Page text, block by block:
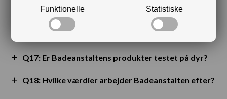
Funktionelle Statistiske
Q15: Er Badeanstaltens produkter naturlige?
Q17: Er Badeanstaltens produkter testet på dyr?
Q18: Hvilke værdier arbejder Badeanstalten efter?